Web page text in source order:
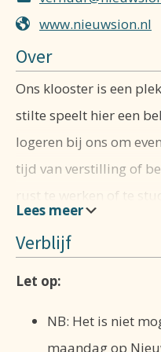
www.nieuwsion.nl
Over
Ons klooster is een
stilte speelt hier een
logeren bij ons om
tijd van verstilling of
rust te werken of te
het eigen hart vaak
langer stil is.
klooster. Voel je
Verblijf
Let op:
NB: Het is niet
maandag op